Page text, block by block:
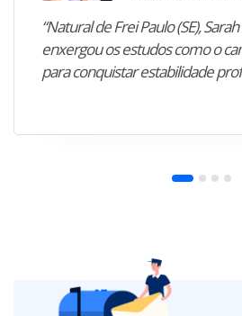
“Natural de Frei Paulo (SE),
enxergou os estudos como o
para conquistar estabilidade